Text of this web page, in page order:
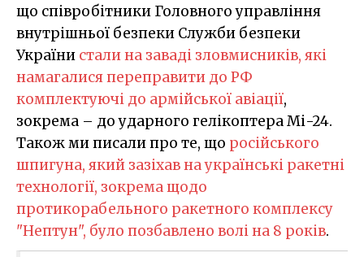
що співробітники Головного управління
внутрішньої безпеки Служби безпеки
України стали на заваді зловмисників, які
намагалися переправити до РФ
комплектуючі до армійської авіації,
зокрема – до ударного гелікоптера Мі-24.
Також ми писали про те, що російського
шпигуна, який зазіхав на українські ракетні
технології, зокрема щодо
протикорабельного ракетного комплексу
"Нептун", було позбавлено волі на 8 років.